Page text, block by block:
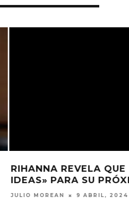
«TIENE
ÁLBUM
2024
LOS
ANDRÉS